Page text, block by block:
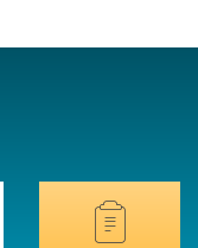
filiali .
immediata? Contattaci!
Hai bisogno di